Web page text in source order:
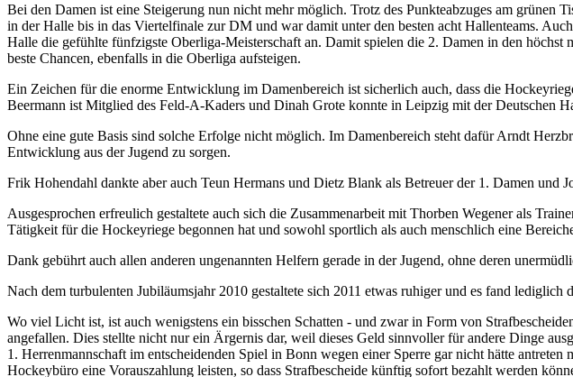
Bei den Damen ist eine Steigerung nun nicht mehr möglich. Trotz des Punkteabzuges am grünen
in der Halle bis in das Viertelfinale zur DM und war damit unter den besten acht Hallenteams.
Halle die gefühlte fünfzigste Oberliga-Meisterschaft an. Damit spielen die 2. Damen in den
beste Chancen, ebenfalls in die Oberliga aufsteigen.
Ein Zeichen für die enorme Entwicklung im Damenbereich ist sicherlich auch, dass die
Beermann ist Mitglied des Feld-A-Kaders und Dinah Grote konnte in Leipzig mit der Deutschen
Ohne eine gute Basis sind solche Erfolge nicht möglich. Im Damenbereich steht dafür Arndt
Entwicklung aus der Jugend zu sorgen.
Frik Hohendahl dankte aber auch Teun Hermans und Dietz Blank als Betreuer der 1. Damen und
Ausgesprochen erfreulich gestaltete auch sich die Zusammenarbeit mit Thorben Wegener als
Tätigkeit für die Hockeyriege begonnen hat und sowohl sportlich als auch menschlich eine
Dank gebührt auch allen anderen ungenannten Helfern gerade in der Jugend, ohne deren
Nach dem turbulenten Jubiläumsjahr 2010 gestaltete sich 2011 etwas ruhiger und es fand
Wo viel Licht ist, ist auch wenigstens ein bisschen Schatten - und zwar in Form von
angefallen. Dies stellte nicht nur ein Ärgernis dar, weil dieses Geld sinnvoller für andere Dinge
1. Herrenmannschaft im entscheidenden Spiel in Bonn wegen einer Sperre gar nicht hätte
Hockeybüro eine Vorauszahlung leisten, so dass Strafbescheide künftig sofort bezahlt werden